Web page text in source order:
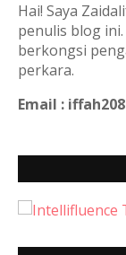
Hai! Saya
penulis blog
berkongsi
perkara.
Email :